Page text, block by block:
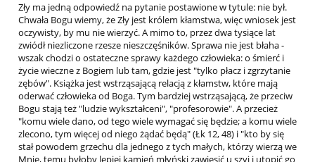
Zły ma jedną odpowiedź na pytanie postawione w tytule: nie był.
Chwała Bogu wiemy, że Zły jest królem kłamstwa, więc wniosek jest
oczywisty, by mu nie wierzyć. A mimo to, przez dwa tysiące lat
zwiódł niezliczone rzesze nieszczęśników. Sprawa nie jest błaha -
wszak chodzi o ostateczne sprawy każdego człowieka: o śmierć i
życie wieczne z Bogiem lub tam, gdzie jest "tylko płacz i zgrzytanie
zębów". Książka jest wstrząsającą relacją z kłamstw, które mają
oderwać człowieka od Boga. Tym bardziej wstrząsającą, że przeciw
Bogu stają też "ludzie wykształceni", "profesorowie". A przecież
"komu wiele dano, od tego wiele wymagać się będzie; a komu wiele
zlecono, tym więcej od niego żądać będą" (Łk 12, 48) i "kto by się
stał powodem grzechu dla jednego z tych małych, którzy wierzą we
Mnie, temu byłoby lepiej kamień młyński zawiesić u szyi i utopić go